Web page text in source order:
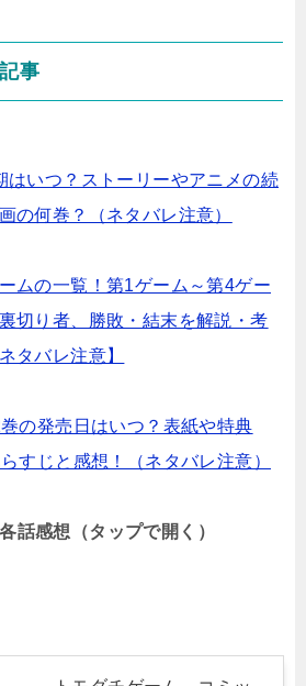
事
はいつ？ストーリーやアニメの続
の何巻？（ネタバレ注意）
ムの一覧！第1ゲーム～第4ゲー
切り者、勝敗・結末を解説・考
タバレ注意】
の発売日はいつ？表紙や特典
すじと感想！（ネタバレ注意）
話感想（タップで開く）